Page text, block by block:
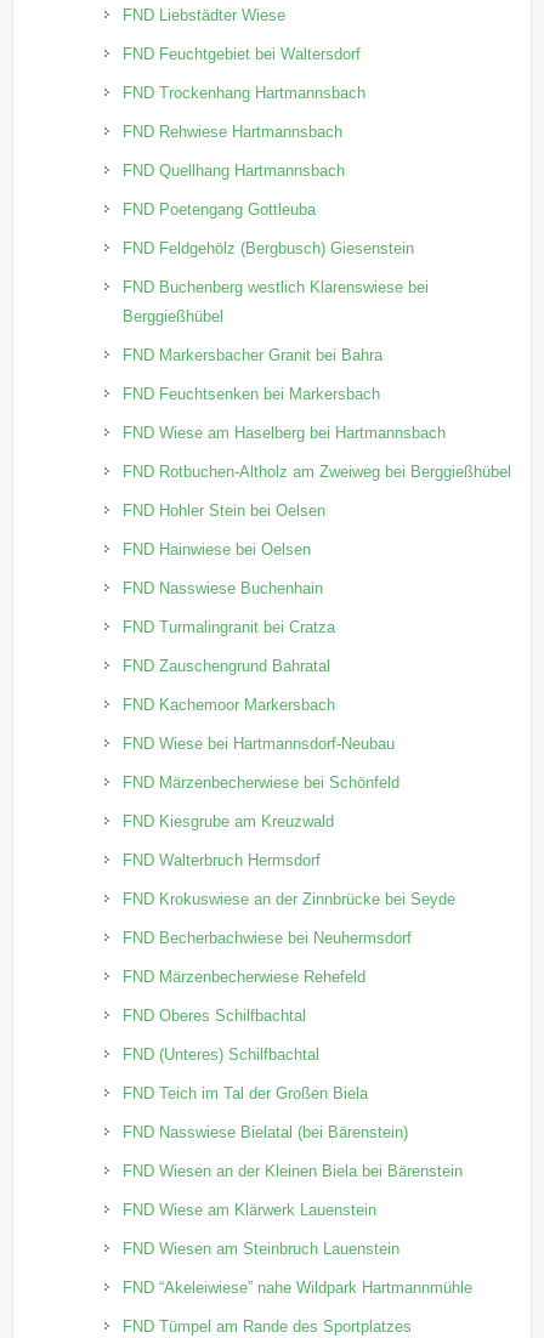
FND Liebstädter Wiese
FND Feuchtgebiet bei Waltersdorf
FND Trockenhang Hartmannsbach
FND Rehwiese Hartmannsbach
FND Quellhang Hartmannsbach
FND Poetengang Gottleuba
FND Feldgehölz (Bergbusch) Giesenstein
FND Buchenberg westlich Klarenswiese bei
Berggießhübel
FND Markersbacher Granit bei Bahra
FND Feuchtsenken bei Markersbach
FND Wiese am Haselberg bei Hartmannsbach
FND Rotbuchen-Altholz am Zweiweg bei Berggießhübel
FND Hohler Stein bei Oelsen
FND Hainwiese bei Oelsen
FND Nasswiese Buchenhain
FND Turmalingranit bei Cratza
FND Zauschengrund Bahratal
FND Kachemoor Markersbach
FND Wiese bei Hartmannsdorf-Neubau
FND Märzenbecherwiese bei Schönfeld
FND Kiesgrube am Kreuzwald
FND Walterbruch Hermsdorf
FND Krokuswiese an der Zinnbrücke bei Seyde
FND Becherbachwiese bei Neuhermsdorf
FND Märzenbecherwiese Rehefeld
FND Oberes Schilfbachtal
FND (Unteres) Schilfbachtal
FND Teich im Tal der Großen Biela
FND Nasswiese Bielatal (bei Bärenstein)
FND Wiesen an der Kleinen Biela bei Bärenstein
FND Wiese am Klärwerk Lauenstein
FND Wiesen am Steinbruch Lauenstein
FND “Akeleiwiese” nahe Wildpark Hartmannmühle
FND Tümpel am Rande des Sportplatzes